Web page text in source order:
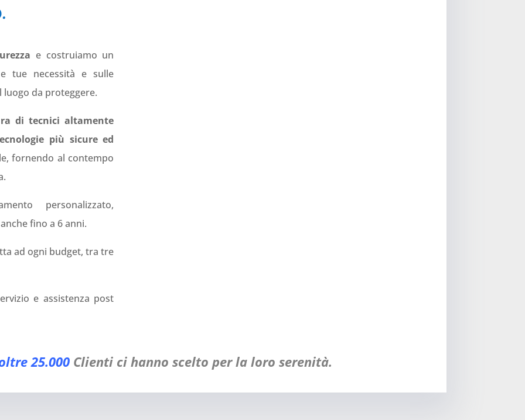
e costruiamo un
tue necessità e sulle
luogo da proteggere.
di tecnici altamente
più sicure ed
fornendo al contempo
personalizzato,
fino a 6 anni.
ad ogni budget, tra tre
e assistenza post
25.000 Clienti ci hanno scelto per la loro serenità.